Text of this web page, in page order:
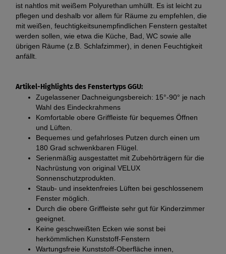
ist nahtlos mit weißem Polyurethan umhüllt. Es ist leicht zu
pflegen und deshalb vor allem für Räume zu empfehlen, die
mit weißen, feuchtigkeitsunempfindlichen Fenstern gestaltet
werden sollen, wie etwa die Küche, Bad, WC sowie alle
übrigen Räume (z.B. Schlafzimmer), in denen Feuchtigkeit
anfällt.
Artikel-Highlights des Fenstertyps GGU:
Zugelassener Dachneigungsbereich: 15°-90° je nach
Wahl des Eindeckrahmens
Komfortable obere Griffleiste für bequemes Öffnen
und Lüften.
Bequemes und gefahrloses Putzen durch einen um
180 Grad schwenkbaren Flügel.
Serienmäßig ausgestattet mit Zubehörträgern für die
Nachrüstung von original VELUX
Sonnenschutzprodukten.
Staub- und insektenfreies Lüften bei geschlossenem
Fenster möglich.
Durch die obere Griffleiste sehr gut für Kinderzimmer
geeignet.
Keine geschweißten Ecken wie sonst bei
herkömmlichen Kunststoff-Fenstern
Wartungsfreie Kunststoff-Oberfläche innen,